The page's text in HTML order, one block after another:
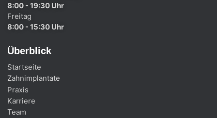
8:00 - 19:30 Uhr
Freitag
8:00 - 15:30 Uhr
Überblick
Startseite
Zahnimplantate
Praxis
Karriere
Team